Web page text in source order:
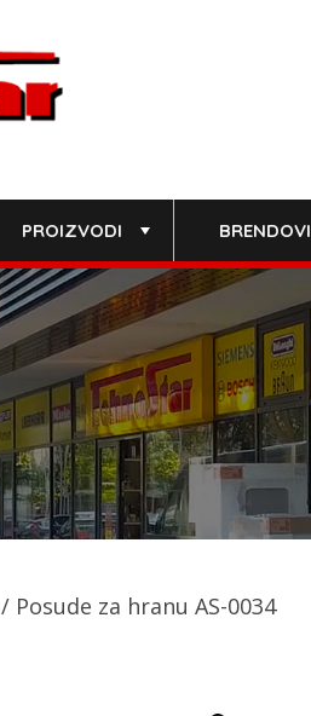
PROIZVODI BRENDOVI
/ Posude za hranu AS-0034